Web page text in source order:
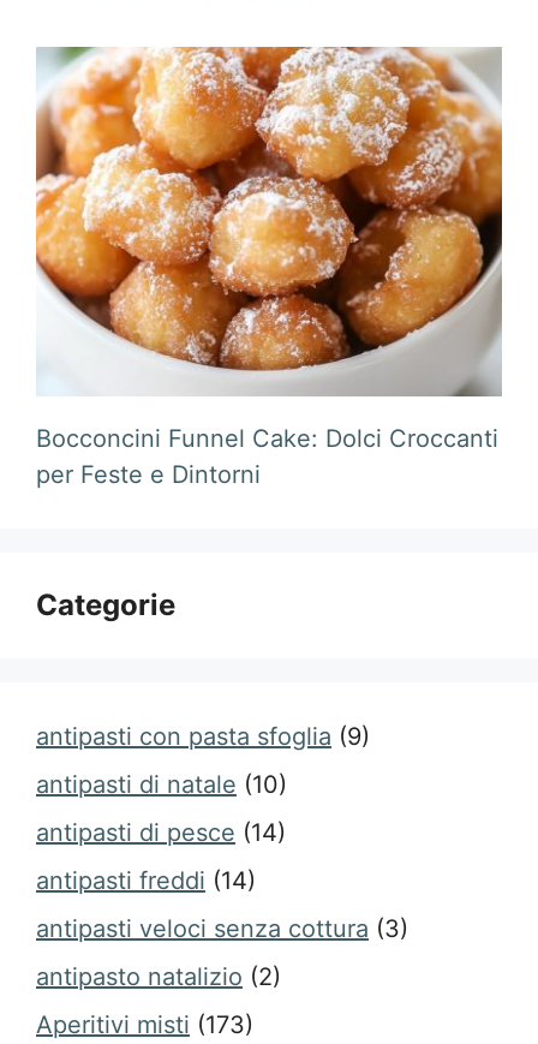
Bocconcini Funnel Cake: Dolci Croccanti
per Feste e Dintorni
Categorie
antipasti con pasta sfoglia (9)
antipasti di natale (10)
antipasti di pesce (14)
antipasti freddi (14)
antipasti veloci senza cottura (3)
antipasto natalizio (2)
Aperitivi misti (173)